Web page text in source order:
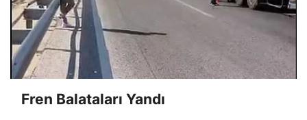
Fren Balataları Yandı